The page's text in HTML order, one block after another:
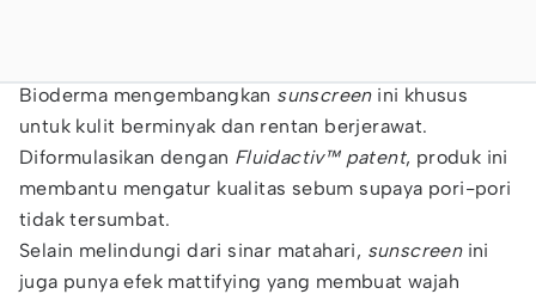
Bioderma mengembangkan sunscreen ini khusus
untuk kulit berminyak dan rentan berjerawat.
Diformulasikan dengan Fluidactiv™ patent, produk ini
membantu mengatur kualitas sebum supaya pori-pori
tidak tersumbat.
Selain melindungi dari sinar matahari, sunscreen ini
juga punya efek mattifying yang membuat wajah